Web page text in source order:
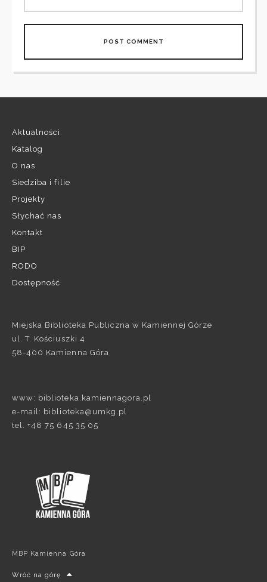
Aktualności
Katalog
O nas
Siedziba i filie
Projekty
Słychać nas
Kontakt
BIP
RODO
Dostępność
Miejska Biblioteka Publiczna w Kamiennej Górze
ul. T. Kościuszki 4
58-400 Kamienna Góra
www: biblioteka.kamiennagora.pl
e-mail: biblioteka@umkg.pl
tel. +48 75 645 35 05
MBP Kamienna Góra
Wróć na górę